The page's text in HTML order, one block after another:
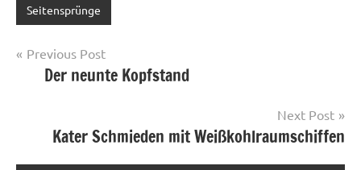
Seitensprünge
Post
navigation
Previous Post
Der neunte Kopfstand
Next Post
Kater Schmieden mit Weißkohlraumschiffen